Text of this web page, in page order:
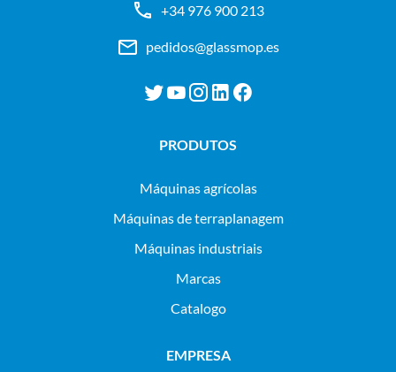
+34 976 900 213
pedidos@glassmop.es
PRODUTOS
máquinas agrícolas
máquinas de terraplanagem
máquinas industriais
Marcas
Catalogo
EMPRESA